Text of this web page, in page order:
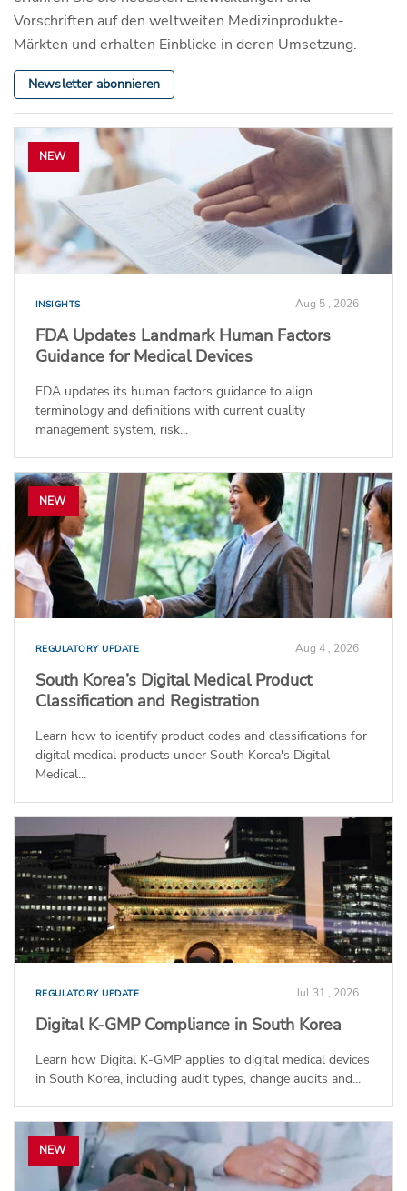
Vorschriften auf den weltweiten Medizinprodukte-
Märkten und erhalten Einblicke in deren Umsetzung.
Newsletter abonnieren
NEW
INSIGHTS Aug 5 , 2026
FDA Updates Landmark Human Factors
Guidance for Medical Devices
FDA updates its human factors guidance to align
terminology and definitions with current quality
management system, risk...
NEW
REGULATORY UPDATE Aug 4 , 2026
South Korea’s Digital Medical Product
Classification and Registration
Learn how to identify product codes and classifications for
digital medical products under South Korea's Digital
Medical...
REGULATORY UPDATE Jul 31 , 2026
Digital K-GMP Compliance in South Korea
Learn how Digital K-GMP applies to digital medical devices
in South Korea, including audit types, change audits and...
NEW